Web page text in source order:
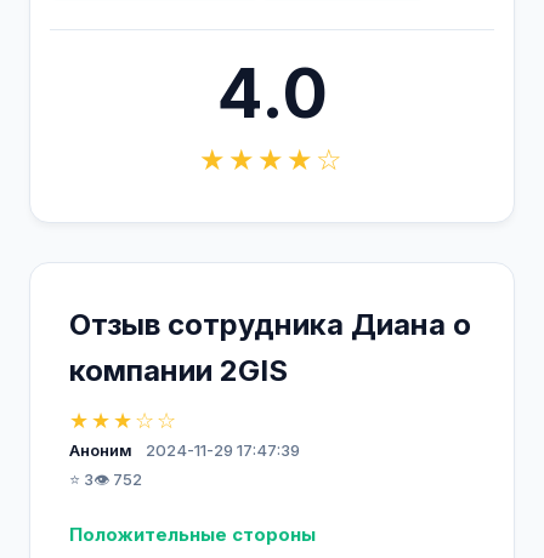
4.0
★★★★☆
Отзыв сотрудника Диана о
компании 2GIS
★★★☆☆
Аноним
2024-11-29 17:47:39
⭐ 3👁️ 752
Положительные стороны